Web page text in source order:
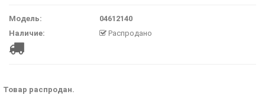
Модель:
04612140
Наличие:
Распродано
Товар распродан.